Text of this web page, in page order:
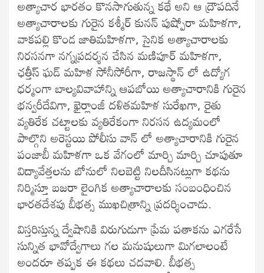
అత్యాచార భారతం కొనసాగుతున్న కథే అని ఆ ద్రౌపదినే
అత్యాచారాలకు గురైన కశ్మీర్ కునన్ పుష్పోరా మహిళగా,
వాకపల్లి కొండ జాతిమహిళగా, సైనిక అత్యాచారాలకు
నిరసనగా నగ్నప్రదర్శన చేసిన మణిపూర్ మహిళగా,
ఛత్తీస్ ఘడ్ మహిళ సోనీసోరీగా, రాజస్థాన్ లో ఉద్యోగ
ధర్మంగా బాల్యవివాహాన్ని ఆపబోయి అత్యాచారానికి గురైన
భన్వరీదేవిగా, ఖైర్లాంజీ దళితమహిళ సురేఖగా, రైతు
వ్యతిరేక చట్టాలకు వ్యతిరేకంగా నిరసన ఉద్యమంలో
పాల్గొని అరెస్టయి పోలీసు వాన్ లో అత్యాచారానికి గురైన
పంజాబీ మహిళగా ఒక వేగంలో మార్చి మార్చి చూపుతూ
విద్యావేత్తలను బోనులో నిలబెట్టి నిలదీసినట్లుగా కథను
నిర్మిస్తూ బజరా లైంగిక అత్యాచారాలకు సంబంధించిన
భారతదేశపు బీభత్స ముఖచిత్రాన్ని ప్రదర్శించాడు.
విస్తరిస్తున్న ద్వేషానికి విరుగుడుగా ప్రేమ పతాకను ఎగరేసే
సున్నిత భావోద్వేగాలు గల మనుషులుగా మిగలాలంటే
అందరూ తప్పక ఈ కథలు చదవాలి. బీభత్స